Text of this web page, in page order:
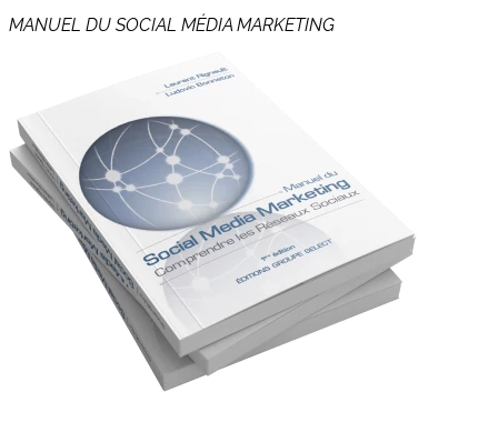
MANUEL DU SOCIAL MÉDIA MARKETING